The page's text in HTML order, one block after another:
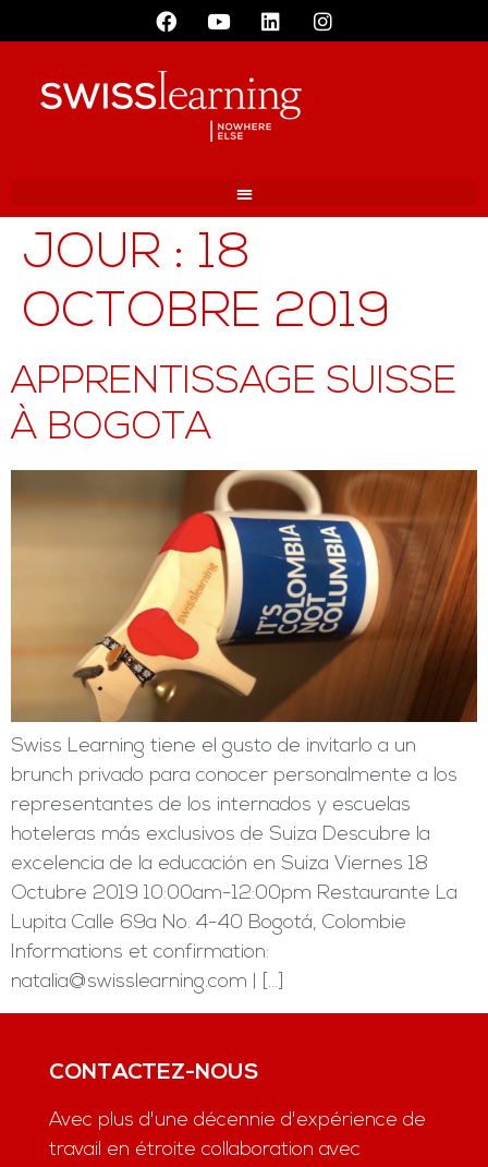
JOUR : 18
OCTOBRE 2019
APPRENTISSAGE SUISSE
À BOGOTA
Swiss Learning tiene el gusto de invitarlo a un
brunch privado para conocer personalmente a los
representantes de los internados y escuelas
hoteleras más exclusivos de Suiza Descubre la
excelencia de la educación en Suiza Viernes 18
Octubre 2019 10:00am-12:00pm Restaurante La
Lupita Calle 69a No. 4-40 Bogotá, Colombie
Informations et confirmation:
natalia@swisslearning.com | […]
CONTACTEZ-NOUS
Avec plus d'une décennie d'expérience de
travail en étroite collaboration avec